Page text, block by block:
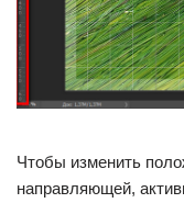
Чтобы изменить
направляющей,